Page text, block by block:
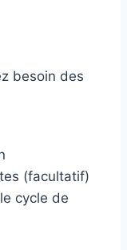
besoin des
(facultatif)
cycle de